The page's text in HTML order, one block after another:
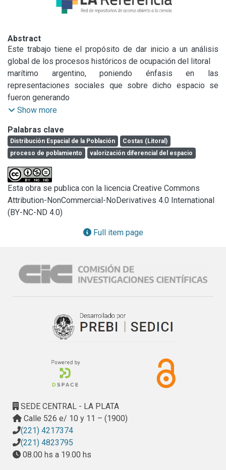
Abstract
Este trabajo tiene el propósito de dar inicio a un análisis
global de los procesos históricos de ocupación del litoral
marítimo argentino, poniendo énfasis en las
representaciones sociales que sobre dicho espacio se
fueron generando
desde el poder y en los contrastes de poblamiento
conformación del estado nacional. El fin último es
comprender la irregular distribución actual de la población
en
el litoral marítimo, la valorización diferencial de dicho
espacio y reconocer si, en esta configuración aún persisten
formas hereditarias que dificultan y coartan la inclusión de “
lo litoral” en hipotéticos proyectos de desarrollo de
escala nacional. En esta ocasión, se presentan algunas
ideas preliminares, a modo de reflexiones.
Show more
Palabras clave
Distribución Espacial de la Población
Costas (Litoral)
proceso de poblamiento
valorización diferencial del espacio
Esta obra se publica con la licencia Creative Commons
Attribution-NonCommercial-NoDerivatives 4.0 International
(BY-NC-ND 4.0)
Full item page
SEDE CENTRAL - LA PLATA
Calle 526 e/ 10 y 11 – (1900)
(221) 4217374
(221) 4823795
08.00 hs a 19.00 hs